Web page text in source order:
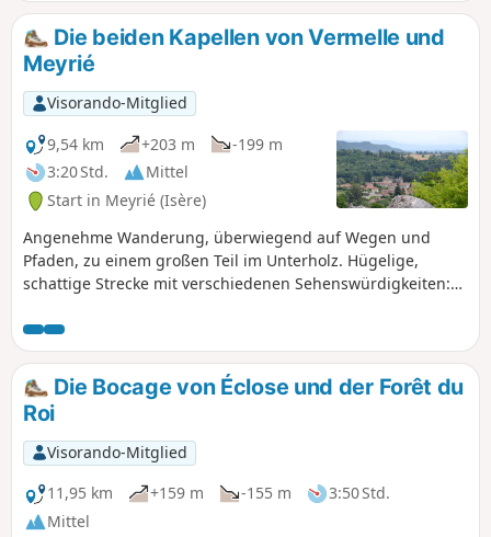
Die beiden Kapellen von Vermelle und
Meyrié
Visorando-Mitglied
9,54 km
+203 m
-199 m
3:20 Std.
Mittel
Start in Meyrié (Isère)
Angenehme Wanderung, überwiegend auf Wegen und
Pfaden, zu einem großen Teil im Unterholz. Hügelige,
schattige Strecke mit verschiedenen Sehenswürdigkeiten:
Tal von Agny, die charmante kleine Kirche von Vermelle aus
dem 12. Jahrhundert und die Kapelle Petite Salette de
Meyrié.Die Bocage von Éclose und der Forêt du
Roi
Visorando-Mitglied
11,95 km
+159 m -155 m
3:50 Std.
Mittel